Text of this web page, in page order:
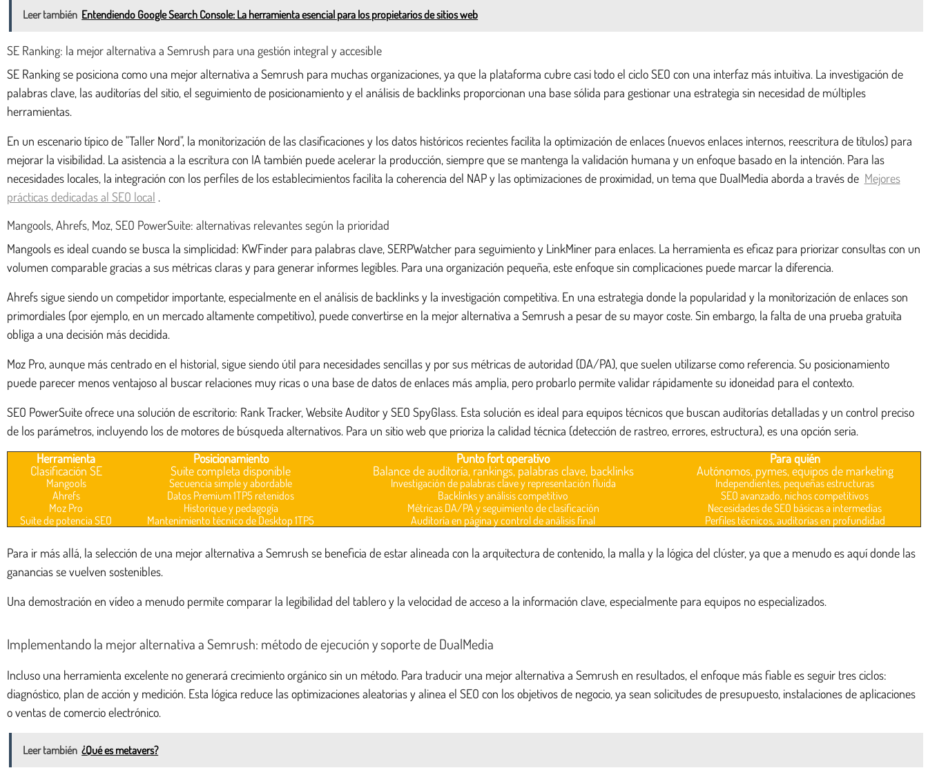
Leer también Entendiendo Google Search Console: La herramienta esencial para los propietarios de sitios web
SE Ranking: la mejor alternativa a Semrush para una gestión integral y accesible
SE Ranking se posiciona como una mejor alternativa a Semrush para muchas organizaciones, ya que la plataforma cubre casi todo el ciclo SEO con una interfaz más intuitiva. La investigación de
palabras clave, las auditorías del sitio, el seguimiento de posicionamiento y el análisis de backlinks proporcionan una base sólida para gestionar una estrategia sin necesidad de múltiples
herramientas.
En un escenario típico de "Taller Nord", la monitorización de las clasificaciones y los datos históricos recientes facilita la optimización de enlaces (nuevos enlaces internos, reescritura de títulos) para
mejorar la visibilidad. La asistencia a la escritura con IA también puede acelerar la producción, siempre que se mantenga la validación humana y un enfoque basado en la intención. Para las
necesidades locales, la integración con los perfiles de los establecimientos facilita la coherencia del NAP y las optimizaciones de proximidad, un tema que DualMedia aborda a través de Mejores
prácticas dedicadas al SEO local .
Mangools, Ahrefs, Moz, SEO PowerSuite: alternativas relevantes según la prioridad
Mangools es ideal cuando se busca la simplicidad: KWFinder para palabras clave, SERPWatcher para seguimiento y LinkMiner para enlaces. La herramienta es eficaz para priorizar consultas con un
volumen comparable gracias a sus métricas claras y para generar informes legibles. Para una organización pequeña, este enfoque sin complicaciones puede marcar la diferencia.
Ahrefs sigue siendo un competidor importante, especialmente en el análisis de backlinks y la investigación competitiva. En una estrategia donde la popularidad y la monitorización de enlaces son
primordiales (por ejemplo, en un mercado altamente competitivo), puede convertirse en la mejor alternativa a Semrush a pesar de su mayor coste. Sin embargo, la falta de una prueba gratuita
obliga a una decisión más decidida.
Moz Pro, aunque más centrado en el historial, sigue siendo útil para necesidades sencillas y por sus métricas de autoridad (DA/PA), que suelen utilizarse como referencia. Su posicionamiento
puede parecer menos ventajoso al buscar relaciones muy ricas o una base de datos de enlaces más amplia, pero probarlo permite validar rápidamente su idoneidad para el contexto.
SEO PowerSuite ofrece una solución de escritorio: Rank Tracker, Website Auditor y SEO SpyGlass. Esta solución es ideal para equipos técnicos que buscan auditorías detalladas y un control preciso
de los parámetros, incluyendo los de motores de búsqueda alternativos. Para un sitio web que prioriza la calidad técnica (detección de rastreo, errores, estructura), es una opción seria.
Herramienta
Posicionamiento Punto fort operativo
Para quién
Clasificación SE
Suite completa disponible Balance de auditoría, rankings, palabras clave, backlinks Autónomos, pymes, equipos de marketing
Mangools Secuencia simple y abordable Investigación de palabras clave y representación fluida
Independientes, pequeñas estructuras
Ahrefs
Datos Premium 1TP5 retenidos Backlinks y análisis competitivo
SEO avanzado, nichos competitivos
Moz Pro
Historique y pedagogía Métricas DA/PA y seguimiento de clasificación
Necesidades de SEO básicas a intermedias
Suite de potencia SEO
Mantenimiento técnico de Desktop 1TP5 Auditoría en página y control de análisis final Perfiles técnicos, auditorías en profundidad
Para ir más allá, la selección de una mejor alternativa a Semrush se beneficia de estar alineada con la arquitectura de contenido, la malla y la lógica del clúster, ya que a menudo es aquí donde las
ganancias se vuelven sostenibles.
Una demostración en vídeo a menudo permite comparar la legibilidad del tablero y la velocidad de acceso a la información clave, especialmente para equipos no especializados.
Implementando la mejor alternativa a Semrush: método de ejecución y soporte de DualMedia
Incluso una herramienta excelente no generará crecimiento orgánico sin un método. Para traducir una mejor alternativa a Semrush en resultados, el enfoque más fiable es seguir tres ciclos:
diagnóstico, plan de acción y medición. Esta lógica reduce las optimizaciones aleatorias y alinea el SEO con los objetivos de negocio, ya sean solicitudes de presupuesto, instalaciones de aplicaciones
o ventas de comercio electrónico.
Leer también ¿Qué es metavers?